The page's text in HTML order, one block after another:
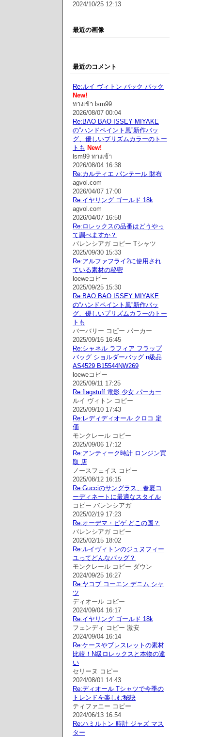
2024/10/25 12:13
最近の画像
最近のコメント
Re:ルイ ヴィトン バック パック
New!
ทางเข้า lsm99
2026/08/07 00:04
Re:BAO BAO ISSEY MIYAKE
の“ハンドペイント風”新作バッ
グ、優しいプリズムカラーのトー
トも New!
lsm99 ทางเข้า
2026/08/04 16:38
Re:カルティエ パンテール 財布
agvol.com
2026/04/07 17:00
Re:イヤリング ゴールド 18k
agvol.com
2026/04/07 16:58
Re:ロレックスの品番はどうやっ
て調べますか？
バレンシアガ コピー Tシャツ
2025/09/30 15:33
Re:アルファフライ2に使用され
ている素材の秘密
loeweコピー
2025/09/25 15:30
Re:BAO BAO ISSEY MIYAKE
の“ハンドペイント風”新作バッ
グ、優しいプリズムカラーのトー
トも
バーバリー コピー パーカー
2025/09/16 16:45
Re:シャネル ラフィア フラップ
バッグ ショルダーバッグ n級品
AS4529 B15544NW269
loeweコピー
2025/09/11 17:25
Re:flagstuff 電影 少女 パーカー
ルイ ヴィトン コピー
2025/09/10 17:43
Re:レディディオール クロコ 定
価
モンクレール コピー
2025/09/06 17:12
Re:アンティーク時計 ロンジン買
取 店
ノースフェイス コピー
2025/08/12 16:15
Re:Gucciのサングラス、春夏コ
ーディネートに最適なスタイル
コピー バレンシアガ
2025/02/19 17:23
Re:オーデマ・ピゲ どこの国？
バレンシアガ コピー
2025/02/15 18:02
Re:ルイヴィトンのジュヌフィー
ユってどんなバッグ？
モンクレール コピー ダウン
2024/09/25 16:27
Re:ヤコブ コーエン デニム シャ
ツ
ディオール コピー
2024/09/04 16:17
Re:イヤリング ゴールド 18k
フェンディ コピー 激安
2024/09/04 16:14
Re:ケースやブレスレットの素材
比較！N級ロレックスと本物の違
い
セリーヌ コピー
2024/08/01 14:43
Re:ディオール Tシャツで今季の
トレンドを楽しむ秘訣
ティファニー コピー
2024/06/13 16:54
Re:ハミルトン 時計 ジャズ マス
ター